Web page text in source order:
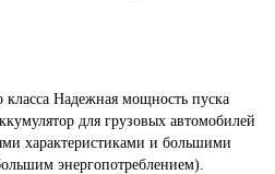
Надежная мощность пуска
для грузовых автомобилей
характеристиками и большими
энергопотреблением).